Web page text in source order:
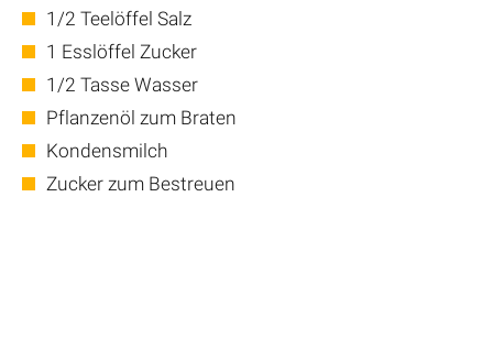
1/2 Teelöffel Salz
1 Esslöffel Zucker
1/2 Tasse Wasser
Pflanzenöl zum Braten
Kondensmilch
Zucker zum Bestreuen